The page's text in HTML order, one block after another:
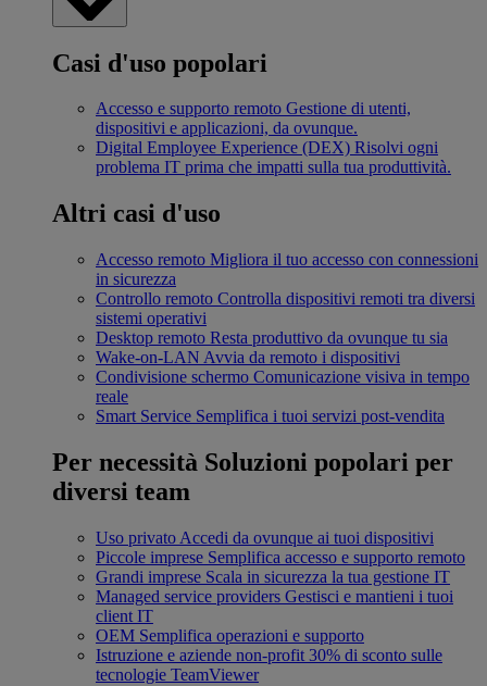
Casi d'uso popolari
Accesso e supporto remoto Gestione di utenti,
dispositivi e applicazioni, da ovunque.
Digital Employee Experience (DEX) Risolvi ogni
problema IT prima che impatti sulla tua produttività.
Altri casi d'uso
Accesso remoto Migliora il tuo accesso con connessioni
in sicurezza
Controllo remoto Controlla dispositivi remoti tra diversi
sistemi operativi
Desktop remoto Resta produttivo da ovunque tu sia
Wake-on-LAN Avvia da remoto i dispositivi
Condivisione schermo Comunicazione visiva in tempo
reale
Smart Service Semplifica i tuoi servizi post-vendita
Per necessità Soluzioni popolari per
diversi team
Uso privato Accedi da ovunque ai tuoi dispositivi
Piccole imprese Semplifica accesso e supporto remoto
Grandi imprese Scala in sicurezza la tua gestione IT
Managed service providers Gestisci e mantieni i tuoi
client IT
OEM Semplifica operazioni e supporto
Istruzione e aziende non-profit 30% di sconto sulle
tecnologie TeamViewer